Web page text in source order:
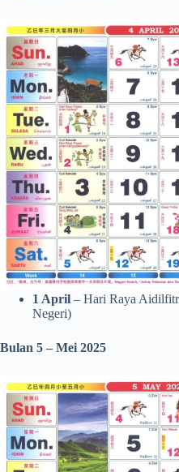
1 April – Hari Raya
Negeri)
Bulan 5 – Mei 2025